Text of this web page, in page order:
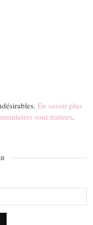
En savoir plus
sont traitées.